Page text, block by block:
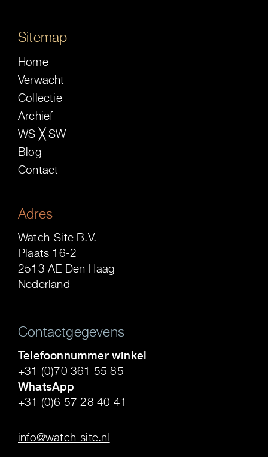
Sitemap
Home
Verwacht
Collectie
Archief
WS ╳ SW
Blog
Contact
Adres
Watch-Site B.V.
Plaats 16-2
2513 AE Den Haag
Nederland
Contactgegevens
Telefoonnummer winkel
+31 (0)70 361 55 85
WhatsApp
+31 (0)6 57 28 40 41
info@watch-site.nl